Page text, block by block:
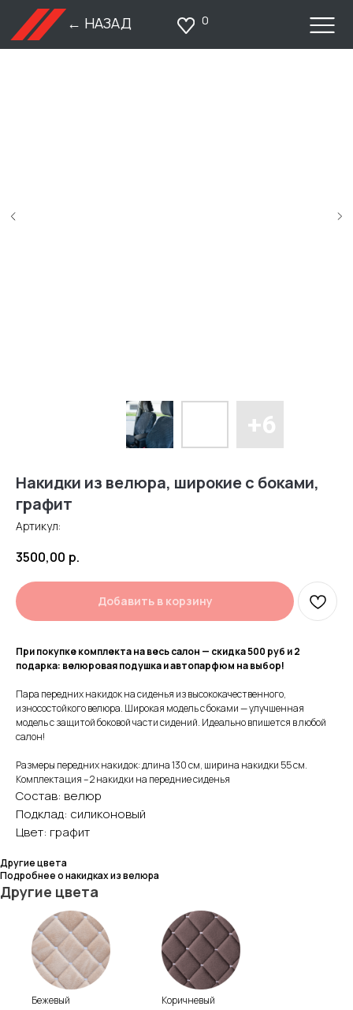
← НАЗАД
Накидки из велюра, широкие с боками,
графит
Артикул:
3500,00 р.
Добавить в корзину
При покупке комплекта на весь салон — скидка 500 руб и 2
подарка: велюровая подушка и автопарфюм на выбор!
Пара передних накидок на сиденья из высококачественного,
износостойкого велюра. Широкая модель с боками — улучшенная
модель с защитой боковой части сидений. Идеально впишется в любой
салон!
Размеры передних накидок: длина 130 см, ширина накидки 55 см.
Комплектация – 2 накидки на передние сиденья
Состав: велюр
Подклад: силиконовый
Цвет: графит
Другие цвета
Подробнее о накидках из велюра
Другие цвета
Бежевый Коричневый